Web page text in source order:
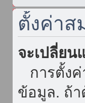
ตั้งค่าส
จะเปลี่ยน
การตั้งค่
ข้อมูล. ถ้า